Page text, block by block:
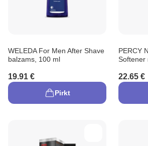
WELEDA For Men After Shave
balzams, 100 ml
19.91 €
Pirkt
PERCY
Softener
22.65 €